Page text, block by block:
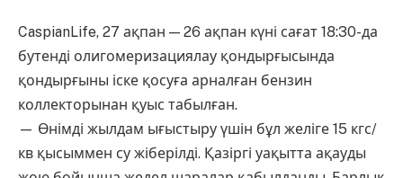
CaspianLife, 27 ақпан — 26 ақпан күні сағат 18:30-да
бутенді олигомеризациялау қондырғысында
қондырғыны іске қосуға арналған бензин
коллекторынан қуыс табылған.
— Өнімді жылдам ығыстыру үшін бұл желіге 15 кгс/
кв қысыммен су жіберілді. Қазіргі уақытта ақауды